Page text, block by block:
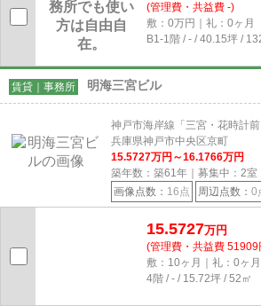
(管理費・共益費 -)
敷：0万円｜礼：0ヶ月
B1-1階 / - / 40.15坪 /
賃貸｜事務所 明海三宮ビル
神戸市海岸線「三宮・花時計
兵庫県神戸市中央区京町
15.5727万円～16.1766万円
築年数：築61年｜募集中： 2室
画像点数： 16点 周辺点数： 0
15.5727万円
(管理費・共益費 51909
敷：10ヶ月｜礼：0ヶ月
4階 / - / 15.72坪 / 52㎡